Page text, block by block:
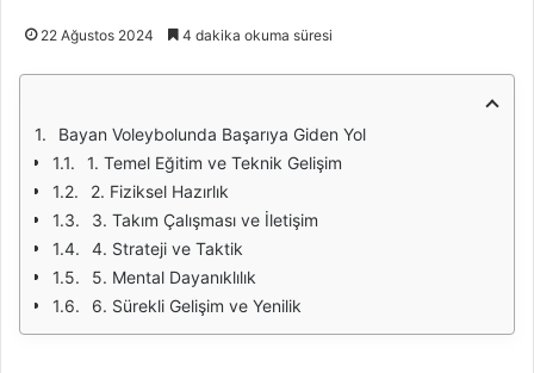
22 Ağustos 2024 4 dakika okuma süresi
Bayan Voleybolunda Başarıya Giden Yol
1. Temel Eğitim ve Teknik Gelişim
2. Fiziksel Hazırlık
3. Takım Çalışması ve İletişim
4. Strateji ve Taktik
5. Mental Dayanıklılık
6. Sürekli Gelişim ve Yenilik